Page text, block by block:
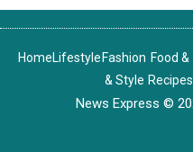
HomeLifestyle Fashion
& Style
Food &
Recipes
News Express ©